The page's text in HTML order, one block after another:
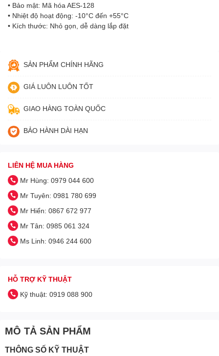
• Bảo mật: Mã hóa AES-128
• Nhiệt độ hoạt động: -10°C đến +55°C
• Kích thước: Nhỏ gọn, dễ dàng lắp đặt
SẢN PHẨM CHÍNH HÃNG
GIÁ LUÔN LUÔN TỐT
GIAO HÀNG TOÀN QUỐC
BẢO HÀNH DÀI HẠN
LIÊN HỆ MUA HÀNG
Mr Hùng: 0979 044 600
Mr Tuyên: 0981 780 699
Mr Hiển: 0867 672 977
Mr Tân: 0985 061 324
Ms Linh: 0946 244 600
HỖ TRỢ KỸ THUẬT
Kỹ thuật: 0919 088 900
MÔ TẢ SẢN PHẨM
THÔNG SỐ KỸ THUẬT